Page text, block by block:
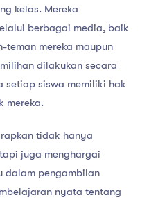
kelas. Mereka
berbagai media, baik
teman mereka maupun
dilakukan secara
setiap siswa memiliki hak
mereka.
tidak hanya
juga menghargai
dalam pengambilan
nyata tentang